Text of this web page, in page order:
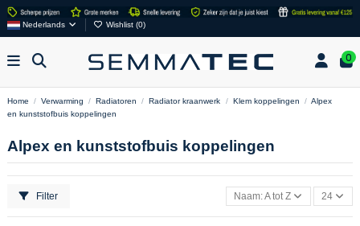
Nederlands Wishlist (0)
0
Home Verwarming Radiatoren Radiator kraanwerk Klem koppelingen
Alpex
en kunststofbuis koppelingen
Alpex en kunststofbuis koppelingen
Filter Naam: A tot Z 24